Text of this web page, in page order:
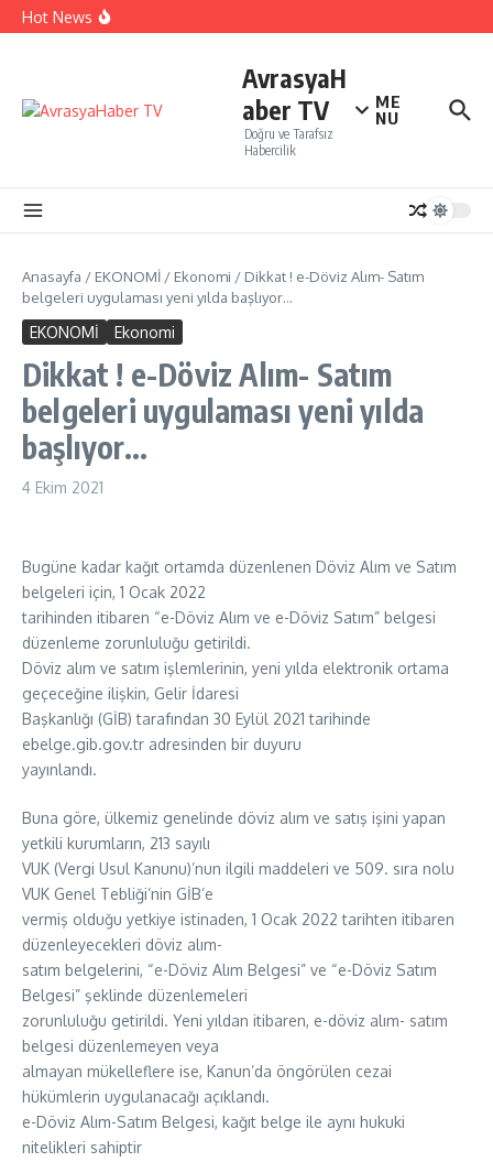
İçeriğe atla
Hot News
Perakendenin geleceği yapay zeka ile yazıldı
AvrasyaH
aber TV
Doğru ve Tarafsız
Habercilik
ME
NU
Anasayfa / EKONOMİ / Ekonomi / Dikkat ! e-Döviz Alım- Satım
belgeleri uygulaması yeni yılda başlıyor…
EKONOMİ Ekonomi
Dikkat ! e-Döviz Alım- Satım
belgeleri uygulaması yeni yılda
başlıyor…
4 Ekim 2021
Bugüne kadar kağıt ortamda düzenlenen Döviz Alım ve Satım
belgeleri için, 1 Ocak 2022
tarihinden itibaren “e-Döviz Alım ve e-Döviz Satım” belgesi
düzenleme zorunluluğu getirildi.
Döviz alım ve satım işlemlerinin, yeni yılda elektronik ortama
geçeceğine ilişkin, Gelir İdaresi
Başkanlığı (GİB) tarafından 30 Eylül 2021 tarihinde
ebelge.gib.gov.tr adresinden bir duyuru
yayınlandı.
Buna göre, ülkemiz genelinde döviz alım ve satış işini yapan
yetkili kurumların, 213 sayılı
VUK (Vergi Usul Kanunu)’nun ilgili maddeleri ve 509. sıra nolu
VUK Genel Tebliği’nin GİB’e
vermiş olduğu yetkiye istinaden, 1 Ocak 2022 tarihten itibaren
düzenleyecekleri döviz alım-
satım belgelerini, “e-Döviz Alım Belgesi” ve “e-Döviz Satım
Belgesi” şeklinde düzenlemeleri
zorunluluğu getirildi. Yeni yıldan itibaren, e-döviz alım- satım
belgesi düzenlemeyen veya
almayan mükelleflere ise, Kanun’da öngörülen cezai
hükümlerin uygulanacağı açıklandı.
e-Döviz Alım-Satım Belgesi, kağıt belge ile aynı hukuki
nitelikleri sahiptir